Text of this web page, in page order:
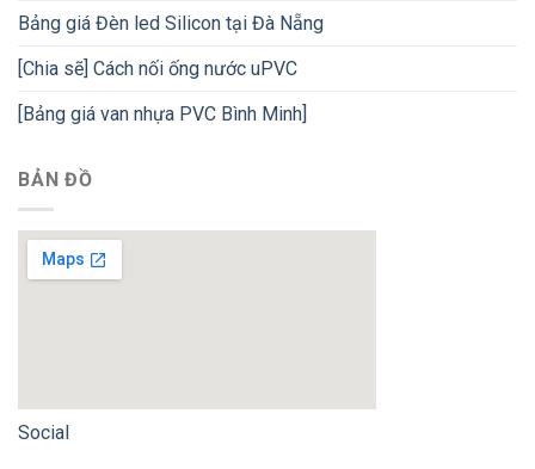
Bảng giá Đèn led Silicon tại Đà Nẵng
[Chia sẽ] Cách nối ống nước uPVC
[Bảng giá van nhựa PVC Bình Minh]
BẢN ĐỒ
Social